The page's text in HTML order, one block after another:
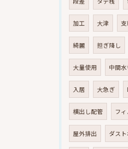
加工 大津
綺麗 担ぎ降し
大量使用 中間水
入居 大急ぎ
横出し配管 フ
屋外排出 ダス